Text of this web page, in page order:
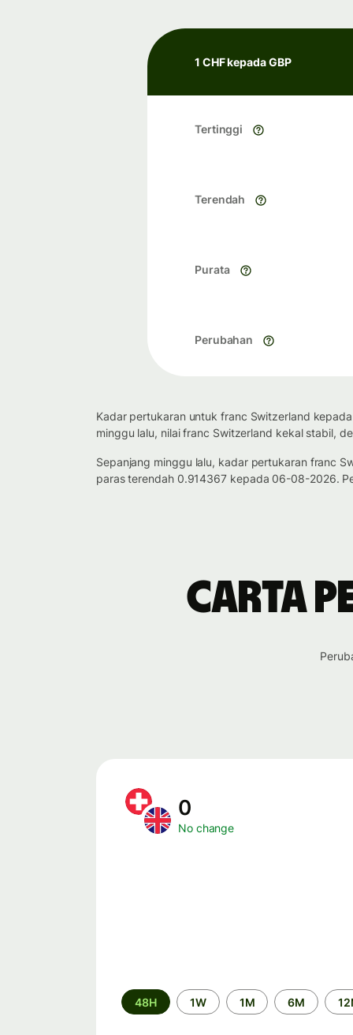
1 CHF kepada GBP
Tertinggi
Terendah
Purata
Perubahan
Kadar pertukaran untuk franc Switzerland
minggu lalu, nilai franc Switzerland kekal stabil,
Sepanjang minggu lalu, kadar pertukaran franc
paras terendah 0.914367 kepada 06-08-2026.
Carta
0
No change
Time
period
48H 1W 1M 6M